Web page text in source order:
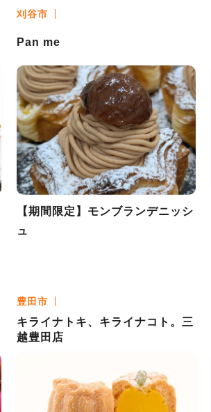
刈谷市
Pan me
【期間限定】モンブランデニッシ
ュ
豊田市
キライナトキ、キライナコト。三
越豊田店